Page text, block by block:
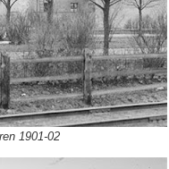
1901-02